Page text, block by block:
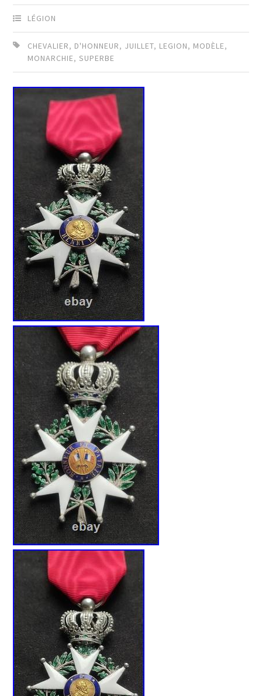
LÉGION
CHEVALIER, D'HONNEUR, JUILLET, LEGION, MODÈLE,
MONARCHIE,SUPERBE